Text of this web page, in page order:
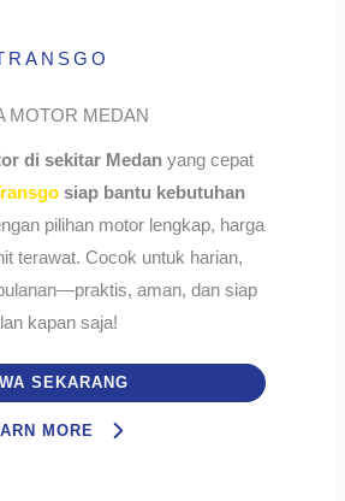
MOTOR MEDAN
di sekitar Medan yang cepat
siap bantu kebutuhan
pilihan motor lengkap, harga
terawat. Cocok untuk harian,
aman, dan siap
kapan saja!
SEKARANG
MORE